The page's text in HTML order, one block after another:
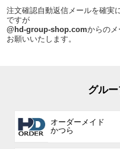
注文確認自動返信メールを確実
ですが
@hd-group-shop.comからの
お願いいたします。
グル
オーダーメイド
かつら